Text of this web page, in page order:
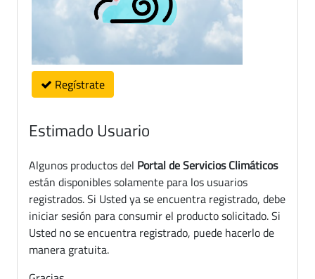
Regístrate
Estimado Usuario
Algunos productos del Portal de Servicios Climáticos
están disponibles solamente para los usuarios
registrados. Si Usted ya se encuentra registrado, debe
iniciar sesión para consumir el producto solicitado. Si
Usted no se encuentra registrado, puede hacerlo de
manera gratuita.